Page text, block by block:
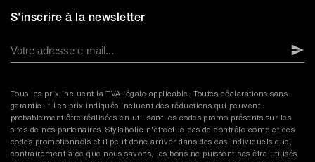
S'inscrire à la newsletter
Tous les prix incluent la TVA légale applicable. Toutes déclarations sans
garantie. * Les prix indiqués incluent des réductions qui peuvent
probablement être réalisées en utilisant les codes promo présents sur les
sites de nos partenaires. Stylaholic n'effectue pas de contrôle complet des
codes promotionnels et il peut donc arriver dans des cas individuels que,
contrairement à ce que nous savons, les bons ne puissent pas être utilisés